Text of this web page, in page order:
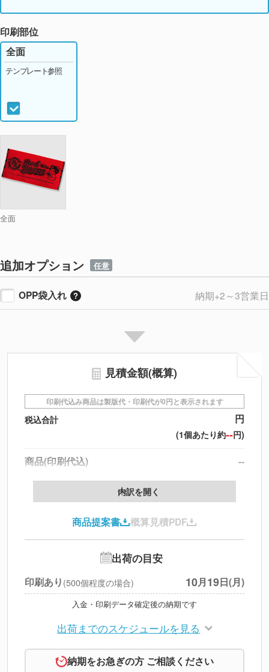
グリーン
ブラウン
COOLグレー
イエローブラウン 個
ペパーミント 個
印刷部位
全面
全面
テンプレート参照
追加オプション 任意
OPP袋入れ 納期+2～3営業日
見積金額(概算)
印刷代込み商品は製版代・印刷代が0円と表示されます
税込合計 円
(1個あたり約--円)
商品(印刷代込)
--
データ配置料
印刷代
北海道・沖縄・離島 別途
※上記小計は税別です
内訳を開く
商品提案書 概算見積PDF
出荷の目安
印刷あり (500個程度の場合) 10月19日(月)
入金・印刷データ確定後の納期です
出荷までのスケジュールを見る
納期をお急ぎの方 ご相談ください